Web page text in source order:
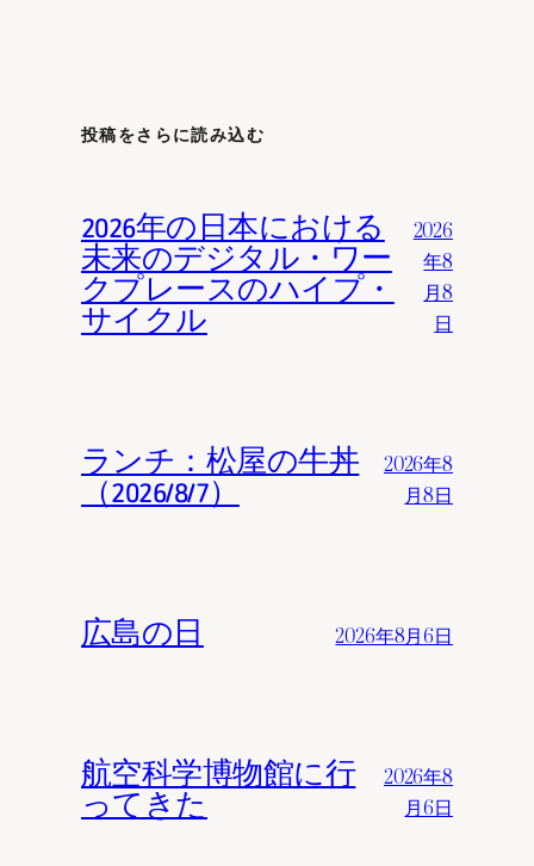
投稿をさらに読み込む
2026年の日本における
未来のデジタル・ワー
クプレースのハイプ・
サイクル
2026
年8
月8
日
ランチ：松屋の牛丼
（2026/8/7）
2026年8
月8日
広島の日 2026年8月6日
航空科学博物館に行
ってきた
2026年8
月6日